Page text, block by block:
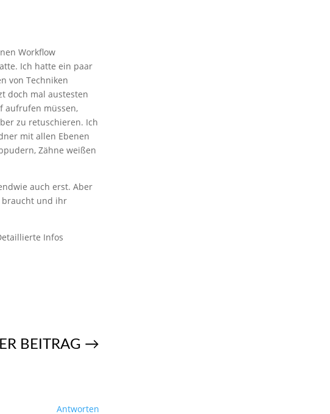
Workflow
Ich hatte ein paar
von Techniken
doch mal austesten
aufrufen müssen,
zu retuschieren. Ich
mit allen Ebenen
Zähne weißen
auch erst. Aber
braucht und ihr
Infos
BEITRAG →
Antworten